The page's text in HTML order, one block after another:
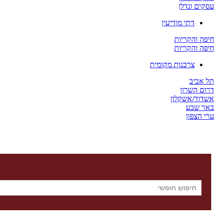
עסקים ונדלן
דתי מודיעין
חיפה והקריות
חיפה והקריות
צרכנות מקומית
תל אביב
דרום השרון
אשדוד/אשקלון
באר שבע
ערי הצפון